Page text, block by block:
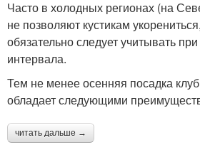
Часто в холодных регионах (на
не позволяют кустикам
обязательно следует учитывать
интервала.
Тем не менее осенняя посадка
обладает следующими
читать дальше →